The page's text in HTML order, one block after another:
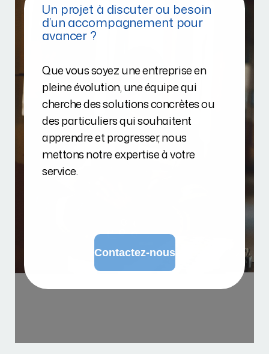
Un projet à discuter ou besoin
d’un accompagnement pour
avancer ?
Que vous soyez une entreprise en
pleine évolution, une équipe qui
cherche des solutions concrètes ou
des particuliers qui souhaitent
apprendre et progresser, nous
mettons notre expertise à votre
service.